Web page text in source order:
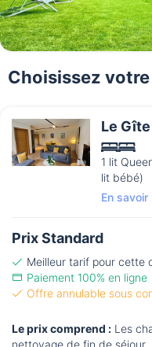
Choisissez
Le
1 lit
lit bébé)
En savoir
Prix Standard
Meilleur tarif pour cette
Paiement 100% en ligne
Offre annulable sous
Le prix comprend : Les